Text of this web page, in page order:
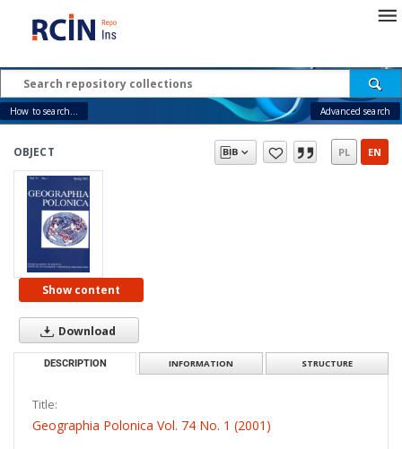
How to search... Advanced search
OBJECT PL EN
Show content
Download
DESCRIPTION INFORMATION STRUCTURE
Title:
Geographia Polonica Vol. 74 No. 1 (2001)